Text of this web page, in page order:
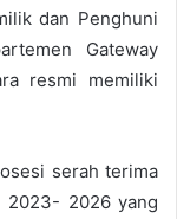
dan Penghuni
Gateway
resmi memiliki
serah terima
2023- 2026 yang